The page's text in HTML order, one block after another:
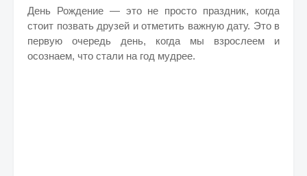
День Рождение — это не просто праздник, когда
стоит позвать друзей и отметить важную дату. Это в
первую очередь день, когда мы взрослеем и
осознаем, что стали на год мудрее.